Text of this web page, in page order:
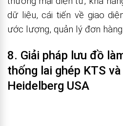
dữ liệu, cái tiến về giao
ước lượng, quản lý đơn
8. Giải pháp lưu đồ
thống lai ghép KTS
Heidelberg USA